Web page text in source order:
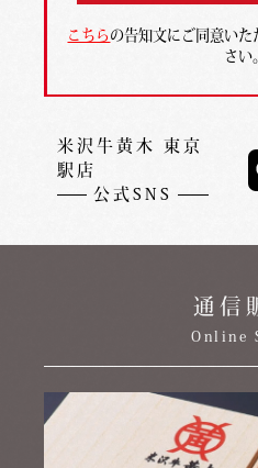
こちら の告知文にご同意い
さい
米沢牛黄木 東京
駅店
公式SNS
通信
Online